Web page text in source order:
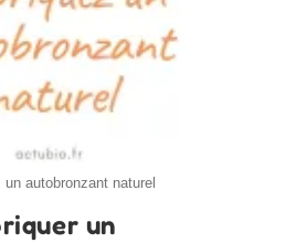
un autobronzant naturel
un